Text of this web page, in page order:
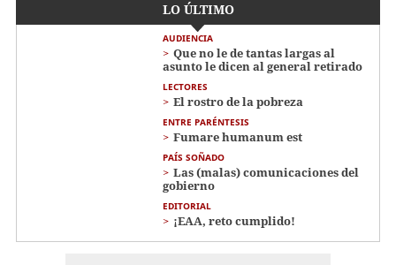
LO ÚLTIMO
AUDIENCIA
Que no le de tantas largas al
asunto le dicen al general retirado
LECTORES
El rostro de la pobreza
ENTRE PARÉNTESIS
Fumare humanum est
PAÍS SOÑADO
Las (malas) comunicaciones del
gobierno
EDITORIAL
¡EAA, reto cumplido!